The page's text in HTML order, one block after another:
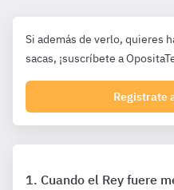
Si además de verlo, quieres
sacas, ¡suscríbete a
Registrate
Cuando el Rey fuere